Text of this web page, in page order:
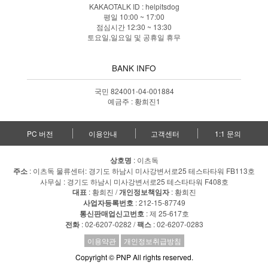
KAKAOTALK ID : helpitsdog
평일 10:00 ~ 17:00
점심시간 12:30 ~ 13:30
토요일,일요일 및 공휴일 휴무
BANK INFO
국민 824001-04-001884
예금주 : 황희진1
PC 버전 이용안내 고객센터 1:1 문의
상호명 : 이츠독
주소 : 이츠독 물류센터: 경기도 하남시 미사강변서로25 테스타타워 FB113호
사무실 : 경기도 하남시 미사강변서로25 테스타타워 F408호
대표 : 황희진 /개인정보책임자: 황희진
사업자등록번호 : 212-15-87749
통신판매업신고번호 : 제 25-617호
전화: 02-6207-0282 /팩스: 02-6207-0283
이용약관
개인정보취급방침
Copyright © PNP All rights reserved.